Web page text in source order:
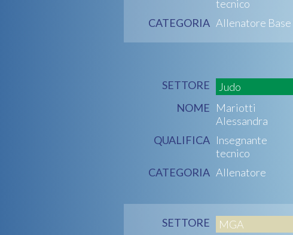
tecnico
CATEGORIA Allenatore Base
SETTORE
Judo
NOME Mariotti
Alessandra
QUALIFICA Insegnante
tecnico
CATEGORIA Allenatore
SETTORE
MGA